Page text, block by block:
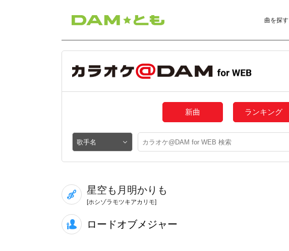
曲を探す
新曲 ランキング
星空も月明かりも
[ホシゾラモツキアカリモ]
ロードオブメジャー